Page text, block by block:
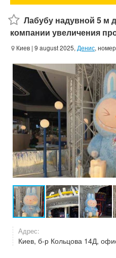
Лабубу надувной 5 м
компании увеличения
Киев | 9 august 2025, Денис,
Адрес:
Киев, б-р Кольцова 14Д,